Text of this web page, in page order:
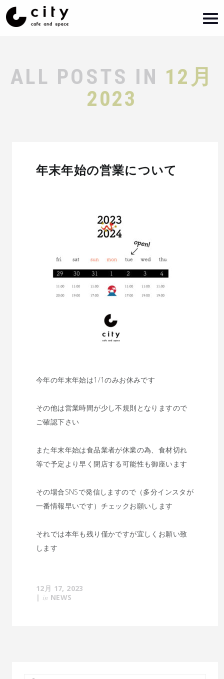
ALL POSTS IN 12月
2023
年末年始の営業について
今年の年末年始は1/1のみお休みです
その他は営業時間が少し不規則となりますので
ご確認下さい
また年末年始は食品業者が休業の為、食材切れ
等で予定より早く閉店する可能性も御座います
その場合SNSで発信しますので（多分インスタが
一番情報早いです）チェックお願いします
それでは本年も残り僅かですが宜しくお願い致
します
12月 17, 2023
| in NEWS